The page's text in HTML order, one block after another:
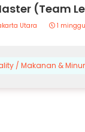
(Team
Utara 1
/ Makanan &